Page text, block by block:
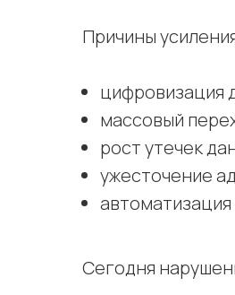
Причины
цифровизация
массовый
рост утечек
ужесточение
Сегодня